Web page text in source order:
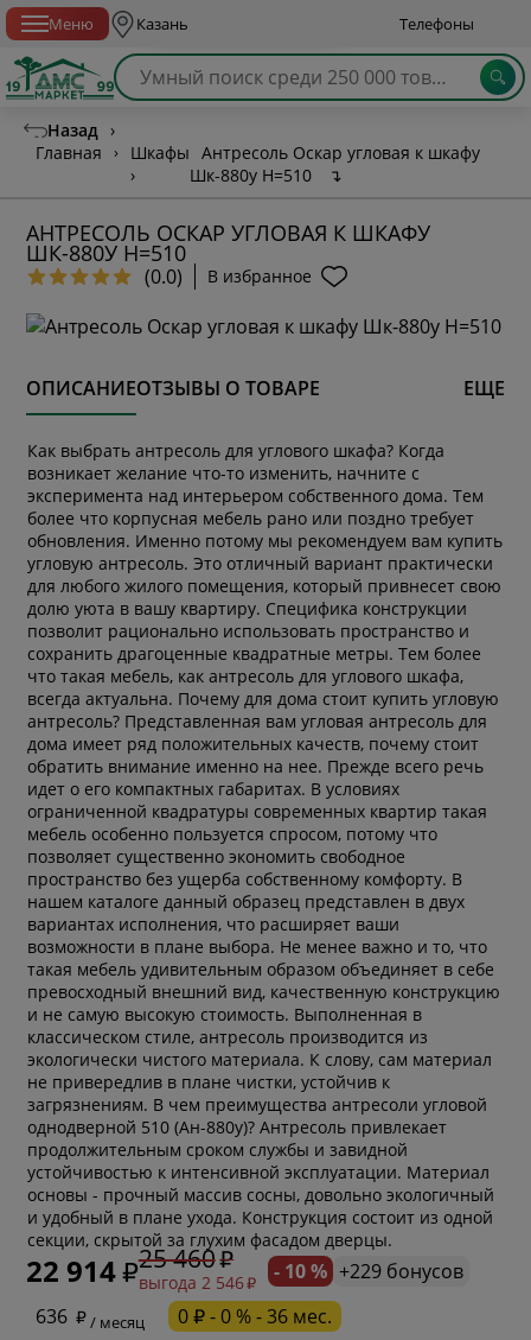
Меню Казань Телефоны
Назад ›
Главная
›
Шкафы
›
Антресоль Оскар угловая к шкафу
Шк-880у H=510
↴
АНТРЕСОЛЬ ОСКАР УГЛОВАЯ К ШКАФУ
ШК-880У H=510
(0.0) В избранное
ОПИСАНИЕОТЗЫВЫ О ТОВАРЕ ЕЩЕ
Как выбрать антресоль для углового шкафа? Когда
возникает желание что-то изменить, начните с
эксперимента над интерьером собственного дома. Тем
более что корпусная мебель рано или поздно требует
обновления. Именно потому мы рекомендуем вам купить
угловую антресоль. Это отличный вариант практически
для любого жилого помещения, который привнесет свою
долю уюта в вашу квартиру. Специфика конструкции
позволит рационально использовать пространство и
сохранить драгоценные квадратные метры. Тем более
что такая мебель, как антресоль для углового шкафа,
всегда актуальна. Почему для дома стоит купить угловую
антресоль? Представленная вам угловая антресоль для
дома имеет ряд положительных качеств, почему стоит
обратить внимание именно на нее. Прежде всего речь
идет о его компактных габаритах. В условиях
ограниченной квадратуры современных квартир такая
мебель особенно пользуется спросом, потому что
позволяет существенно экономить свободное
пространство без ущерба собственному комфорту. В
нашем каталоге данный образец представлен в двух
вариантах исполнения, что расширяет ваши
возможности в плане выбора. Не менее важно и то, что
такая мебель удивительным образом объединяет в себе
превосходный внешний вид, качественную конструкцию
и не самую высокую стоимость. Выполненная в
классическом стиле, антресоль производится из
экологически чистого материала. К слову, сам материал
не привередлив в плане чистки, устойчив к
загрязнениям. В чем преимущества антресоли угловой
однодверной 510 (Ан-880у)? Антресоль привлекает
продолжительным сроком службы и завидной
устойчивостью к интенсивной эксплуатации. Материал
основы - прочный массив сосны, довольно экологичный
и удобный в плане ухода. Конструкция состоит из одной
секции, скрытой за глухим фасадом дверцы.
22 914 25 460
выгода 2 546 - 10 % +229 бонусов
636
/ месяц 0 ₽ - 0 % - 36 мес.
* обязательное поле
* необязательное поле